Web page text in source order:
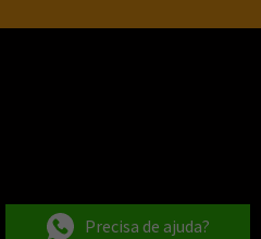
Precisa de ajuda?